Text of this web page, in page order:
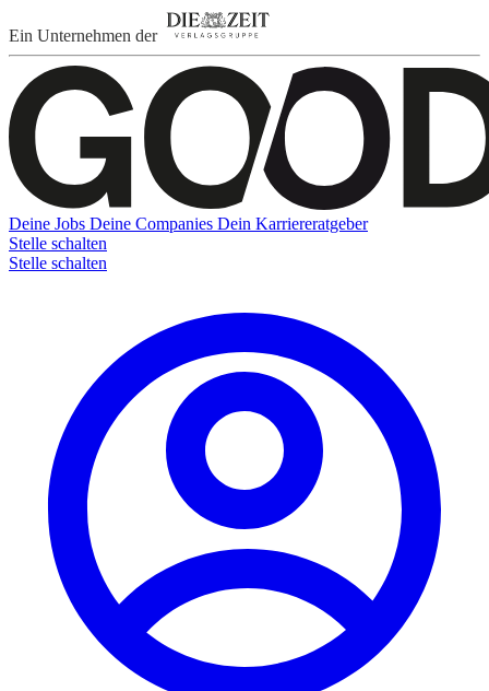
Ein Unternehmen der
Deine Jobs Deine Companies Dein Karriereratgeber
Stelle schalten
Stelle schalten